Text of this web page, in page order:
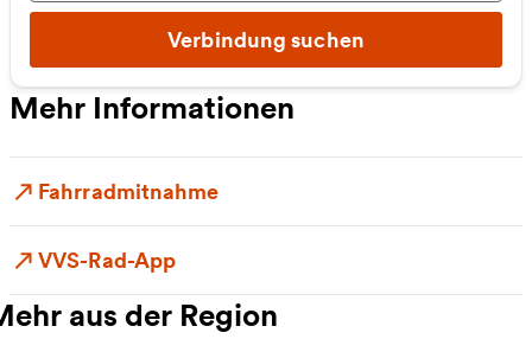
Verbindung suchen
Mehr Informationen
Fahrradmitnahme
VVS-Rad-App
aus der Region